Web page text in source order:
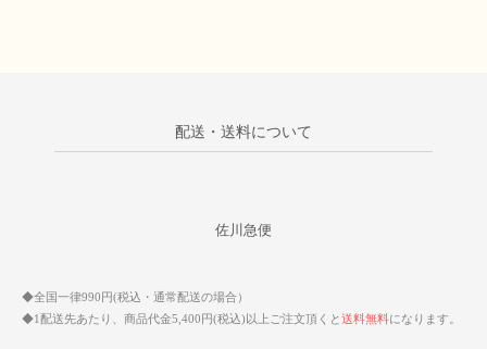
配送・送料について
佐川急便
◆全国一律990円(税込・通常配送の場合）
◆1配送先あたり、商品代金5,400円(税込)以上ご注文頂くと送料無料になります。